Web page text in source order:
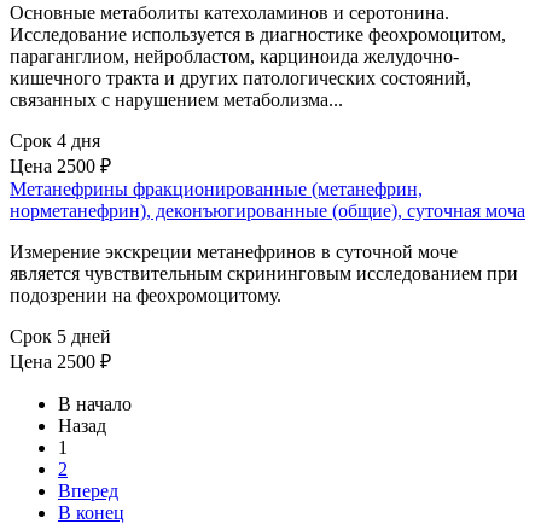
Основные метаболиты катехоламинов и серотонина.
Исследование используется в диагностике феохромоцитом,
параганглиом, нейробластом, карциноида желудочно-
кишечного тракта и других патологических состояний,
связанных с нарушением метаболизма...
Срок 4 дня
Цена 2500 ₽
Метанефрины фракционированные (метанефрин,
норметанефрин), деконъюгированные (общие), суточная моча
Измерение экскреции метанефринов в суточной моче
является чувствительным скрининговым исследованием при
подозрении на феохромоцитому.
Срок 5 дней
Цена 2500 ₽
В начало
Назад
1
2
Вперед
В конец